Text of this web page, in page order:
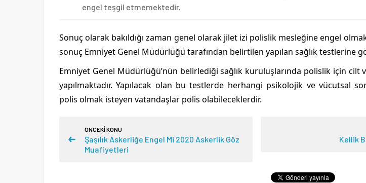
engel teşgil etmemektedir.
Sonuç olarak bakıldığı zaman genel olarak jilet izi polislik mesleğine engel
sonuç Emniyet Genel Müdürlüğü tarafından belirtilen yapılan sağlık testlerine
Emniyet Genel Müdürlüğü’nün belirlediği sağlık kuruluşlarında polislik için cilt
yapılmaktadır. Yapılacak olan bu testlerde herhangi psikolojik ve vücutsal
polis olmak isteyen vatandaşlar polis olabileceklerdir.
ÖNCEKİ KONU
Şaşılık Askerliğe Engel Mi 2020 Askerlik Göz
Muafiyetleri
Kellik